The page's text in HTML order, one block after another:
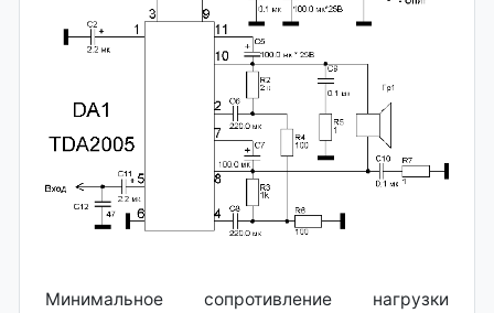
Минимальное сопротивление нагрузки